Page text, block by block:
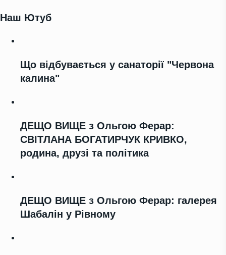
Наш Ютуб
Що відбувається у санаторії "Червона
калина"
ДЕЩО ВИЩЕ з Ольгою Ферар:
СВІТЛАНА БОГАТИРЧУК КРИВКО,
родина, друзі та політика
ДЕЩО ВИЩЕ з Ольгою Ферар: галерея
Шабалін у Рівному